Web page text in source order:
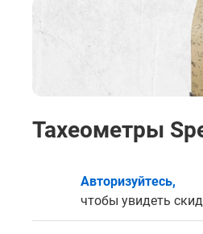
Тахеометры
Авторизуйтесь,
чтобы увидеть